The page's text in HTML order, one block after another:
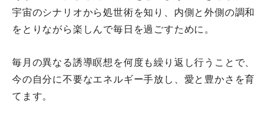
宇宙のシナリオから処世術を知り、 内側と外側の調和
をとりながら楽しんで毎日を過ごすために。
毎月の異なる誘導瞑想を何度も繰り返し行うことで、
今の自分に不要なエネルギー手放し、愛と豊かさを育
てます。